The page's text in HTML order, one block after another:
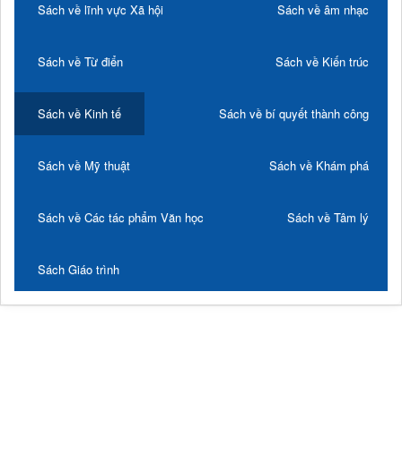
Sách về lĩnh vực Xã hội Sách về âm nhạc
Sách về Từ điển Sách về Kiến trúc
Sách về Kinh tế Sách về bí quyết thành công
Sách về Mỹ thuật Sách về Khám phá
Sách về Các tác phẩm Văn học Sách về Tâm lý
Sách Giáo trình